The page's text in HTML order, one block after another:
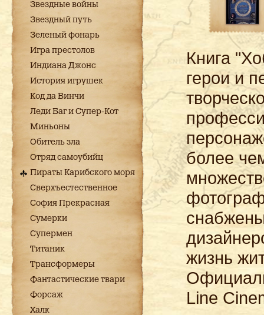
Звездные войны
Звездный путь
Зеленый фонарь
Игра престолов
Индиана Джонс
История игрушек
Код да Винчи
Леди Баг и Супер-Кот
Миньоны
Обитель зла
Отряд самоубийц
Пираты Карибского моря
Сверхъестественное
София Прекрасная
Сумерки
Супермен
Титаник
Трансформеры
Фантастические твари
Форсаж
Халк
Книга
герои и
более
жизнь
Line